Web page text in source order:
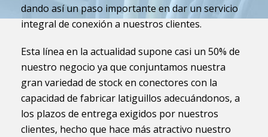
dando así un paso importante en dar un servicio
integral de conexión a nuestros clientes.
Esta línea en la actualidad supone casi un 50% de
nuestro negocio ya que conjuntamos nuestra
gran variedad de stock en conectores con la
capacidad de fabricar latiguillos adecuándonos, a
los plazos de entrega exigidos por nuestros
clientes, hecho que hace más atractivo nuestro